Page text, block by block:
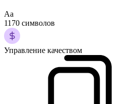
Аа
1170 символов
Управление качеством